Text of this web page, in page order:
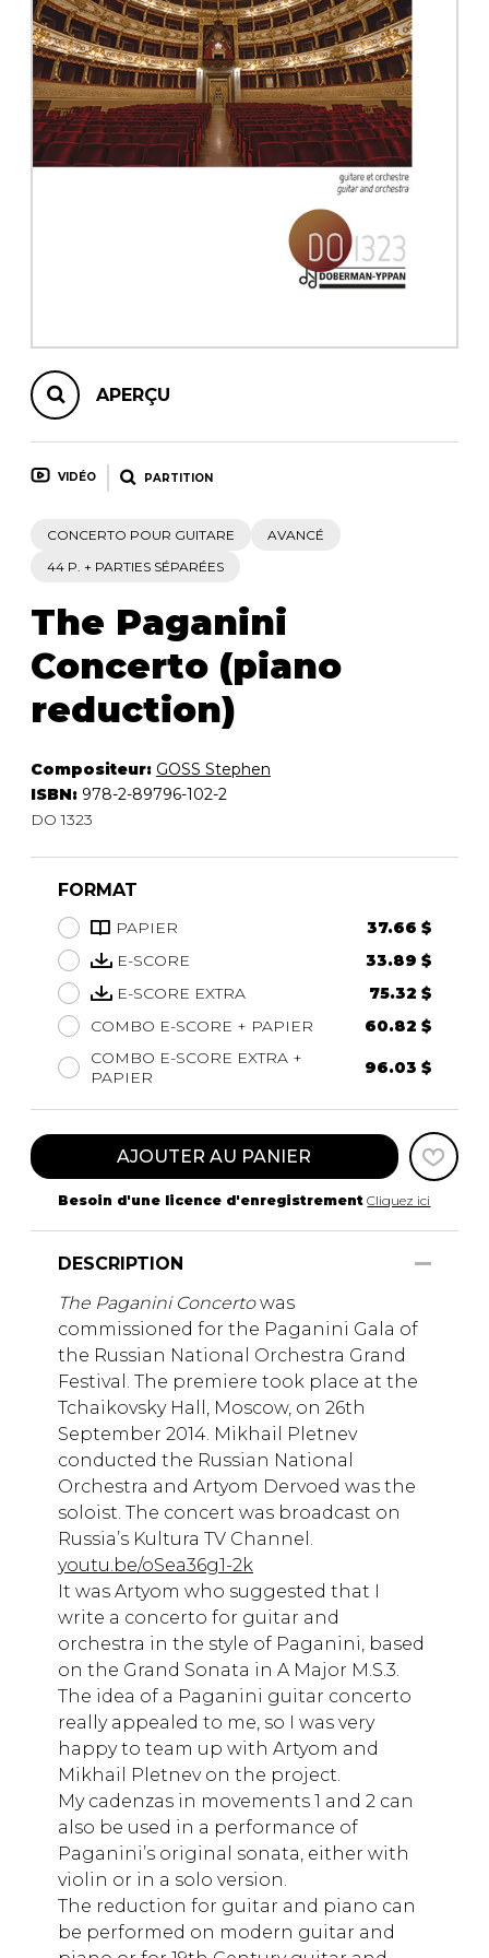
AUTRES PRODUITS
APERÇU
VIDÉO PARTITION
CONCERTO POUR GUITARE
AVANCÉ
44 P. + PARTIES SÉPARÉES
The Paganini
Concerto (piano
reduction)
Compositeur: GOSS Stephen
ISBN: 978-2-89796-102-2
DO 1323
FORMAT
PAPIER
37.66 $
E-SCORE
33.89 $
E-SCORE EXTRA
75.32 $
COMBO E-SCORE + PAPIER
60.82 $
COMBO E-SCORE EXTRA +
PAPIER
96.03 $
AJOUTER AU PANIER
Besoin d'une licence d'enregistrement Cliquez ici
DESCRIPTION
The Paganini Concertowas
commissioned for the Paganini Gala of
the Russian National Orchestra Grand
Festival. The premiere took place at the
Tchaikovsky Hall, Moscow, on 26th
September 2014. Mikhail Pletnev
conducted the Russian National
Orchestra and Artyom Dervoed was the
soloist. The concert was broadcast on
Russia’s Kultura TV Channel.
youtu.be/oSea36g1-2k
It was Artyom who suggested that I
write a concerto for guitar and
orchestra in the style of Paganini, based
on the Grand Sonata in A Major M.S.3.
The idea of a Paganini guitar concerto
really appealed to me, so I was very
happy to team up with Artyom and
Mikhail Pletnev on the project.
My cadenzas in movements 1 and 2 can
also be used in a performance of
Paganini’s original sonata, either with
violin or in a solo version.
The reduction for guitar and piano can
be performed on modern guitar and